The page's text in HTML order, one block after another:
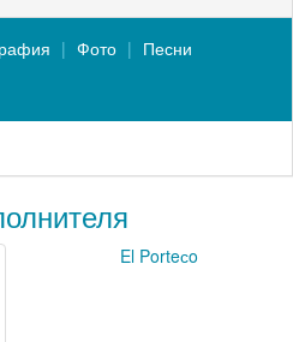
Фото
Песни
El Porteсo